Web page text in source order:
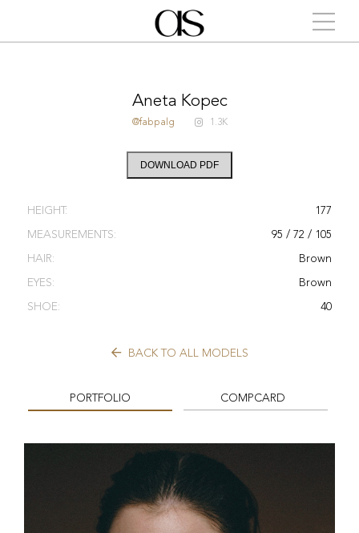
Aneta Kopec
@fabpalg 1.3K
DOWNLOAD PDF
HEIGHT: 177
MEASUREMENTS: 95 / 72 / 105
HAIR: Brown
EYES: Brown
SHOE: 40
BACK TO ALL MODELS
PORTFOLIO COMPCARD